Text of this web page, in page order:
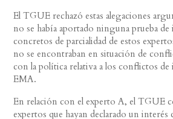
El TGUE rechazó estas alegaciones
no se había aportado ninguna prueba
concretos de parcialidad de estos
no se encontraban en situación de
con la política relativa a los conflictos de
EMA.
En relación con el experto A, el TGUE
expertos que hayan declarado un